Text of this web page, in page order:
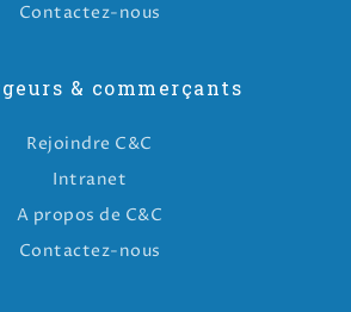
Contactez-nous
& commerçants
Rejoindre C&C
Intranet
A propos de C&C
Contactez-nous